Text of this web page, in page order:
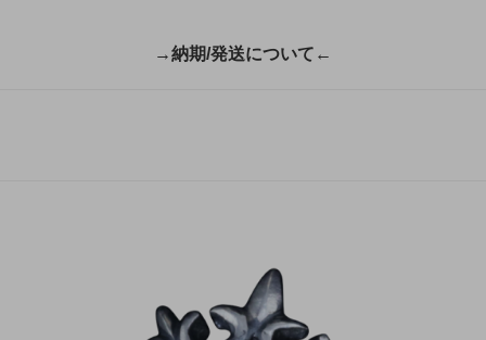
→納期/発送について←